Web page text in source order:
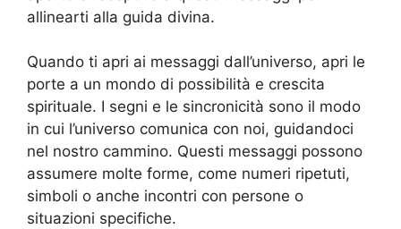
allinearti alla guida divina.
Quando ti apri ai messaggi dall’universo, apri le
porte a un mondo di possibilità e crescita
spirituale. I segni e le sincronicità sono il modo
in cui l’universo comunica con noi, guidandoci
nel nostro cammino. Questi messaggi possono
assumere molte forme, come numeri ripetuti,
simboli o anche incontri con persone o
situazioni specifiche.